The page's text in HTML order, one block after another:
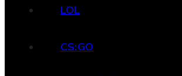
LOL
CS:GO